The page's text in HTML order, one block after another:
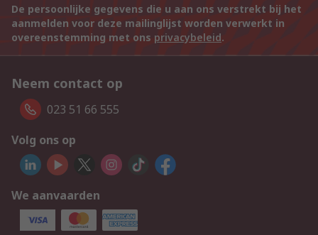
De persoonlijke gegevens die u aan ons verstrekt bij het
aanmelden voor deze mailinglijst worden verwerkt in
overeenstemming met ons privacybeleid.
Neem contact op
023 51 66 555
Volg ons op
We aanvaarden